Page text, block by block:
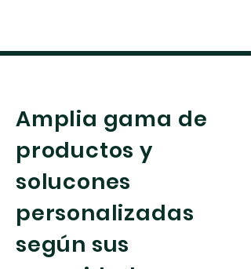
Amplia gama de
productos y
solucones
personalizadas
según sus